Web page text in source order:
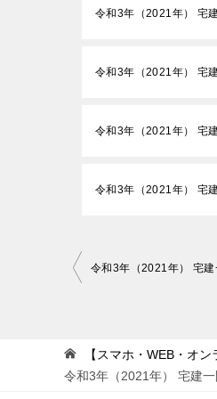
令和3年（2021年）
令和3年（2021年）
令和3年（2021年）
令和3年（2021年）
投
ビ
ゲ
【スマホ・WEB・オ
令和3年（2021年） 宅建